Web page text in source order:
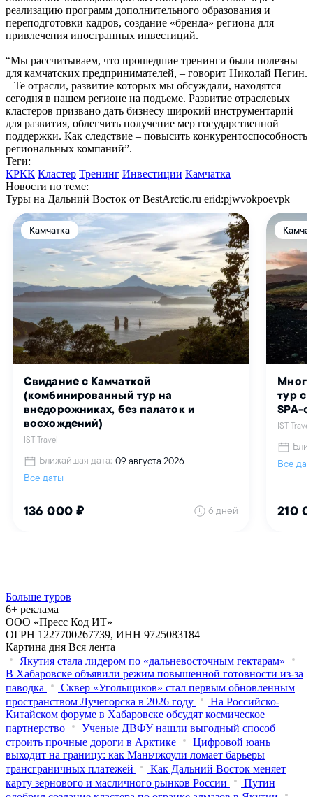
реализацию программ дополнительного образования и
переподготовки кадров, создание «бренда» региона для
привлечения иностранных инвестиций.
“Мы рассчитываем, что прошедшие тренинги были полезны
для камчатских предпринимателей, – говорит Николай Пегин.
– Те отрасли, развитие которых мы обсуждали, находятся
сегодня в нашем регионе на подъеме. Развитие отраслевых
кластеров призвано дать бизнесу широкий инструментарий
для развития, облегчить получение мер государственной
поддержки. Как следствие – повысить конкурентоспособность
региональных компаний”.
Теги:
КРКК Кластер Тренинг Инвестиции Камчатка
Новости по теме:
Туры на Дальний Восток от BestArctic.ru erid:pjwvokpoevpk
Больше туров
6+ реклама
ООО «Пресс Код ИТ»
ОГРН 1227700267739, ИНН 9725083184
Картина дня Вся лента
Якутия стала лидером по «дальневосточным гектарам»
В Хабаровске объявили режим повышенной готовности из‑за
паводка
Сквер «Угольщиков» стал первым обновленным
пространством Лучегорска в 2026 году
На Российско-
Китайском форуме в Хабаровске обсудят космическое
партнерство
Ученые ДВФУ нашли выгодный способ
строить прочные дороги в Арктике
Цифровой юань
выходит на границу: как Маньчжоули ломает барьеры
трансграничных платежей
Как Дальний Восток меняет
карту зернового и масличного рынков России
Путин